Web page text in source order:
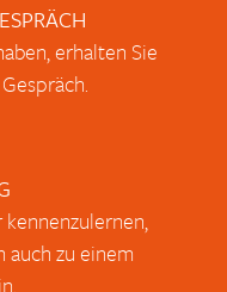
erhalten Sie
auch zu einem